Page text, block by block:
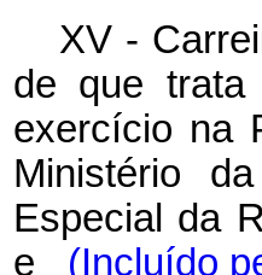
XV -
de que
exercício na
Ministério
Especial da
e (Incluído